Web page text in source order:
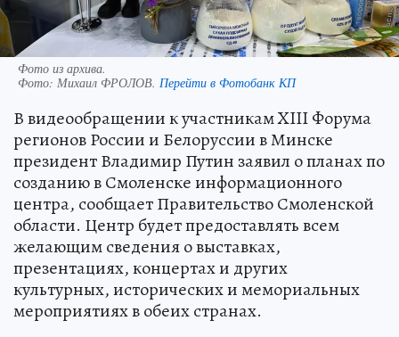
Фото из архива.
Фото: Михаил ФРОЛОВ. Перейти в Фотобанк КП
В видеообращении к участникам XIII Форума
регионов России и Белоруссии в Минске
президент Владимир Путин заявил о планах по
созданию в Смоленске информационного
центра, сообщает Правительство Смоленской
области. Центр будет предоставлять всем
желающим сведения о выставках,
презентациях, концертах и других
культурных, исторических и мемориальных
мероприятиях в обеих странах.